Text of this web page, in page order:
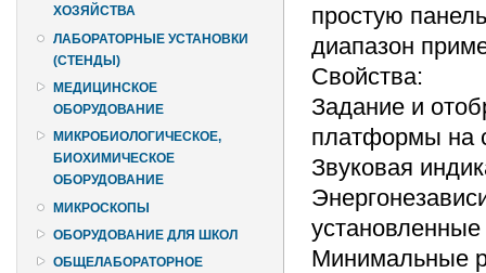
ХОЗЯЙСТВА
ЛАБОРАТОРНЫЕ УСТАНОВКИ
(СТЕНДЫ)
МЕДИЦИНСКОЕ
ОБОРУДОВАНИЕ
МИКРОБИОЛОГИЧЕСКОЕ,
БИОХИМИЧЕСКОЕ
ОБОРУДОВАНИЕ
МИКРОСКОПЫ
ОБОРУДОВАНИЕ ДЛЯ ШКОЛ
ОБЩЕЛАБОРАТОРНОЕ
простую
диапазон
Свойства:
Задание и
платформы на
Звуковая
Минимальные